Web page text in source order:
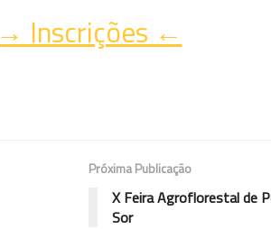
→ Inscrições ←
Próxima Publicação
X Feira Agroflorestal de
Sor